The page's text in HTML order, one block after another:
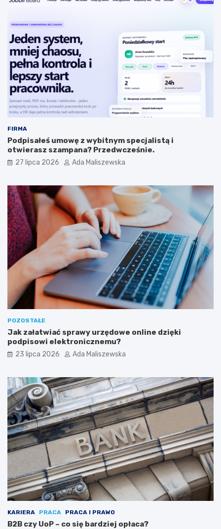
FIRMA
Podpisałeś umowę z wybitnym specjalistą i
otwierasz szampana? Przedwcześnie.
27 lipca 2026 Ada Maliszewska
POZOSTAŁE
Jak załatwiać sprawy urzędowe online dzięki
podpisowi elektronicznemu?
23 lipca 2026 Ada Maliszewska
KARIERA PRACA PRACA I PRAWO
B2B czy UoP – co się bardziej opłaca?